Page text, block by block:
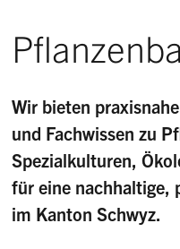
Wir bieten
und Fachwissen zu
Spezialkulturen,
für eine nachhaltige,
im Kanton Schwyz.